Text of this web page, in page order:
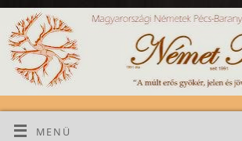
MENÜ